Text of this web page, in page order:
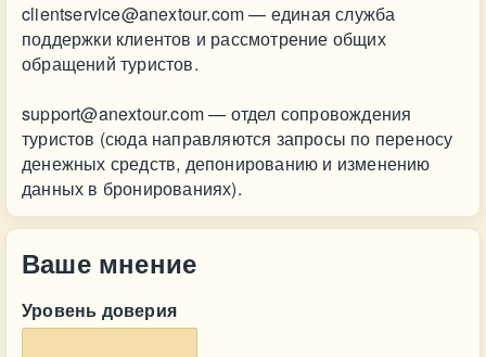
clientservice@anextour.com— единая служба
поддержки клиентов и рассмотрение общих
обращений туристов.
support@anextour.com— отдел сопровождения
туристов (сюда направляются запросы по переносу
денежных средств, депонированию и изменению
данных в бронированиях).
Ваше мнение
Уровень доверия